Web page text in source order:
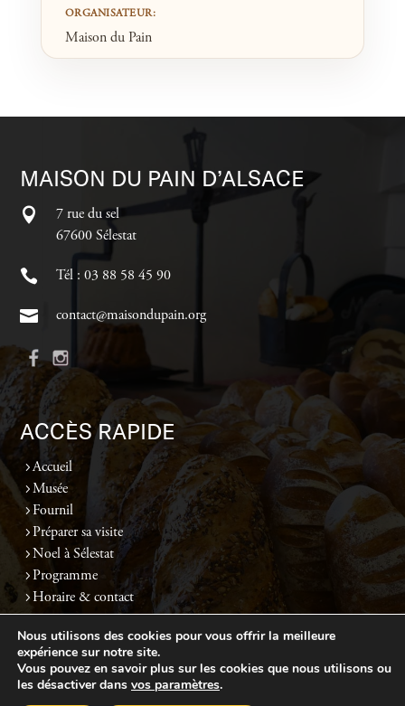
ORGANISATEUR:
Maison du Pain
MAISON DU PAIN D’ALSACE
7 rue du sel
67600 Sélestat
Tél : 03 88 58 45 90
contact@maisondupain.org
ACCÈS RAPIDE
Accueil
Musée
Fournil
Préparer sa visite
Noel à Sélestat
Programme
Horaire & contact
Politique de confidentialité
Nous utilisons des cookies pour vous offrir la meilleure
expérience sur notre site.
Vous pouvez en savoir plus sur les cookies que nous utilisons ou
les désactiver dans vos paramètres.